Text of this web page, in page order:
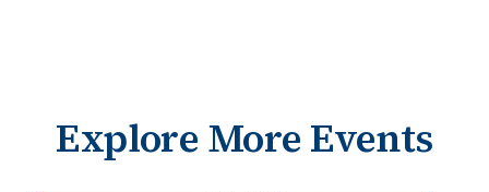
Explore More Events